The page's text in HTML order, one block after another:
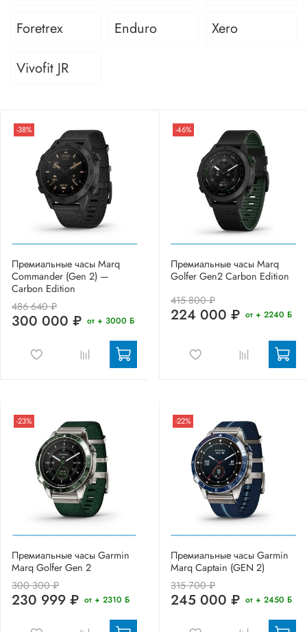
Foretrex
Enduro
Xero
Vivofit JR
-38%
Премиальные часы Marq
Commander (Gen 2) —
Carbon Edition
486 640 ₽
300 000 ₽ от + 3000 Б
-46%
Премиальные часы Marq
Golfer Gen2 Carbon Edition
415 800 ₽
224 000 ₽ от + 2240 Б
-23%
Премиальные часы Garmin
Marq Golfer Gen 2
300 300 ₽
230 999 ₽ от + 2310 Б
-22%
Премиальные часы Garmin
Marq Captain (GEN 2)
315 700 ₽
245 000 ₽ от + 2450 Б